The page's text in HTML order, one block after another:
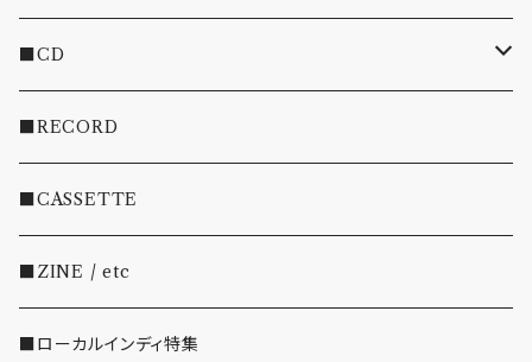
■CD
・INDIE
・EMO/PUNK/POST HC
・SHOEGAZE/DREAMPOP/POST ROCK
・OTHER(LOUD/JUNK/RAP/ etc...)
■RECORD
■CASSETTE
■ZINE / etc
■ローカルインディ特集